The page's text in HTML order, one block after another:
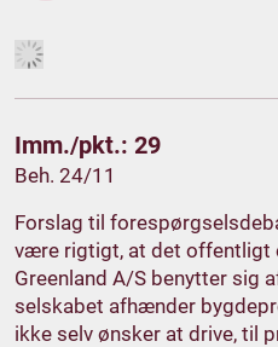
Imm./pkt.: 29
Beh. 24/11
Forslag til
være rigtigt, at det offentligt
Greenland A/S benytter sig
selskabet afhænder
ikke selv ønsker at drive, til